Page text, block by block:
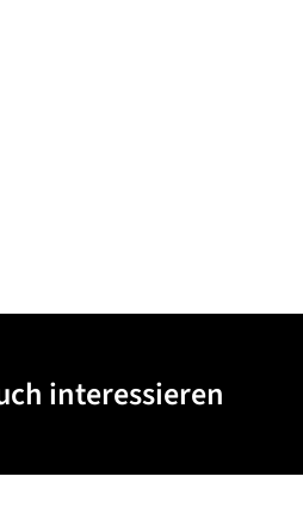
interessieren